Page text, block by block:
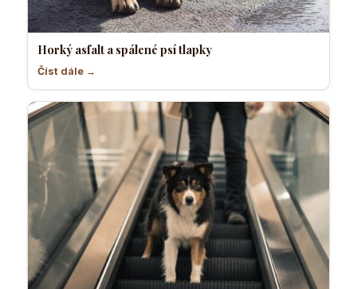
Horký asfalt a spálené psí tlapky
Číst dále →